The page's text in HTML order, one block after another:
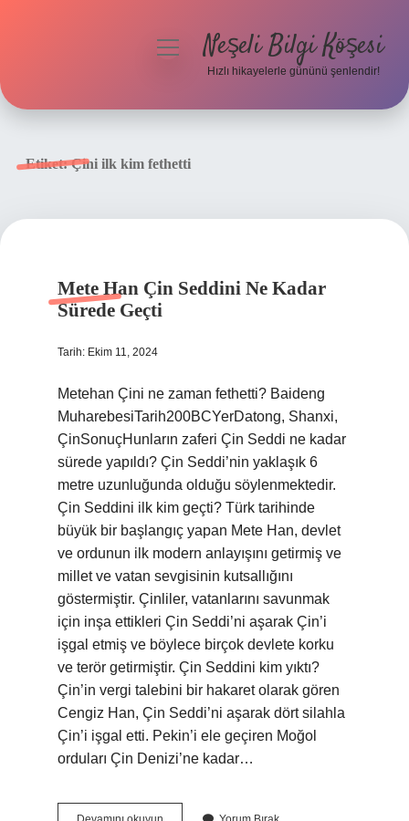
menüyüNeşeli Bilgi Köşesi
Hızlı hikayelerle gününü şenlendir!
Etiket:Çini ilk kim fethetti
Mete Han Çin Seddini Ne Kadar
Sürede Geçti
Tarih: Ekim 11, 2024
Metehan Çini ne zaman fethetti? Baideng
MuharebesiTarih200BCYerDatong, Shanxi,
ÇinSonuçHunların zaferi Çin Seddi ne kadar
sürede yapıldı? Çin Seddi’nin yaklaşık 6
metre uzunluğunda olduğu söylenmektedir.
Çin Seddini ilk kim geçti? Türk tarihinde
büyük bir başlangıç ​​yapan Mete Han, devlet
ve ordunun ilk modern anlayışını getirmiş ve
millet ve vatan sevgisinin kutsallığını
göstermiştir. Çinliler, vatanlarını savunmak
için inşa ettikleri Çin Seddi’ni aşarak Çin’i
işgal etmiş ve böylece birçok devlete korku
ve terör getirmiştir. Çin Seddini kim yıktı?
Çin’in vergi talebini bir hakaret olarak gören
Cengiz Han, Çin Seddi’ni aşarak dört silahla
Çin’i işgal etti. Pekin’i ele geçiren Moğol
orduları Çin Denizi’ne kadar…